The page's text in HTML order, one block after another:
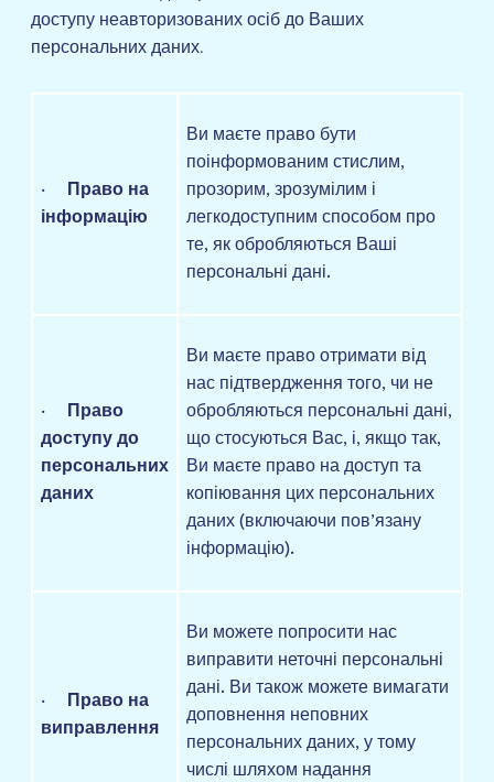
доступу неавторизованих осіб до Ваших
персональних даних.
· Право на
інформацію
Ви маєте право бути
поінформованим стислим,
прозорим, зрозумілим і
легкодоступним способом про
те, як обробляються Ваші
персональні дані.
· Право
доступу до
персональних
даних
Ви маєте право отримати від
нас підтвердження того, чи не
обробляються персональні дані,
що стосуються Вас, і, якщо так,
Ви маєте право на доступ та
копіювання цих персональних
даних (включаючи пов’язану
інформацію).
· Право на
виправлення
Ви можете попросити нас
виправити неточні персональні
дані. Ви також можете вимагати
доповнення неповних
персональних даних, у тому
числі шляхом надання